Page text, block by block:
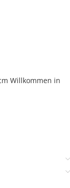
Willkommen in